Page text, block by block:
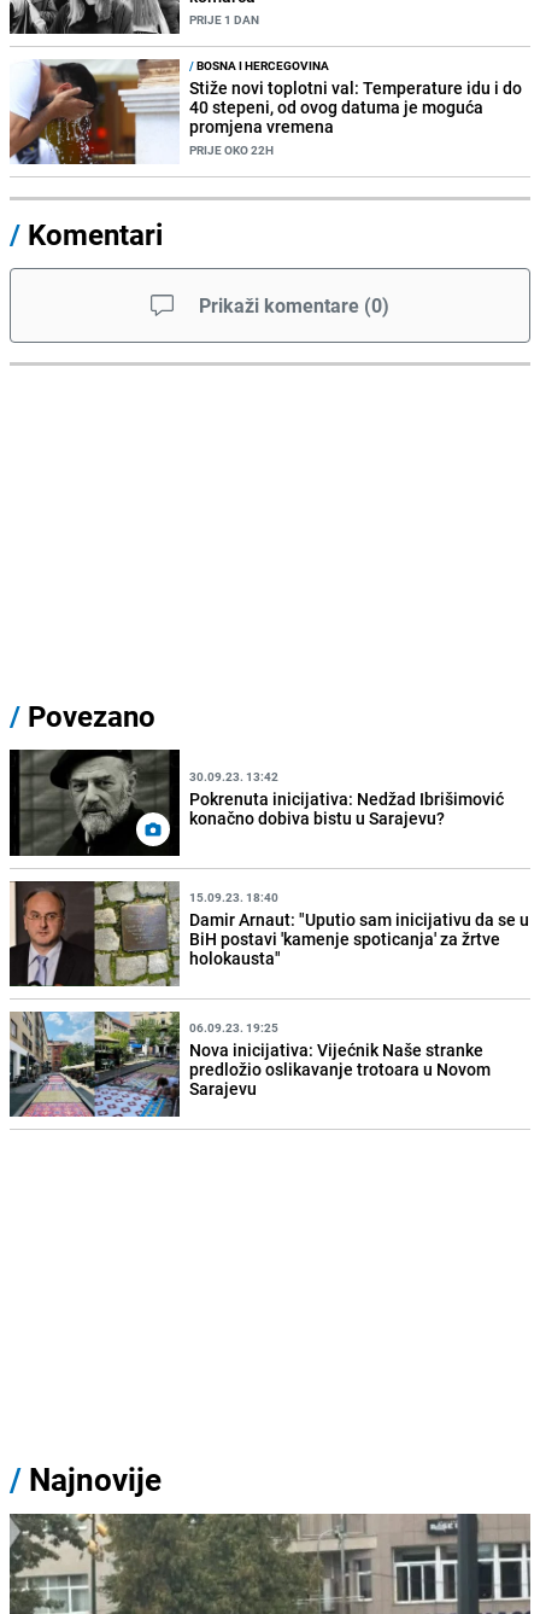
PRIJE 1 DAN
/BOSNA I HERCEGOVINA
Stiže novi toplotni val: Temperature idu i do
40 stepeni, od ovog datuma je moguća
promjena vremena
PRIJE OKO 22H
/ Komentari
Prikaži komentare (0)
/ Povezano
30.09.23. 13:42
Pokrenuta inicijativa: Nedžad Ibrišimović
konačno dobiva bistu u Sarajevu?
15.09.23. 18:40
Damir Arnaut: "Uputio sam inicijativu da se u
BiH postavi 'kamenje spoticanja' za žrtve
holokausta"
06.09.23. 19:25
Nova inicijativa: Vijećnik Naše stranke
predložio oslikavanje trotoara u Novom
Sarajevu
/ Najnovije